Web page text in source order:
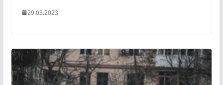
29.03.2023